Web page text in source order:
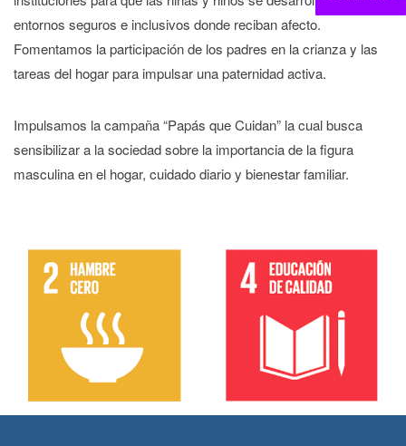
entornos seguros e inclusivos donde reciban afecto.
Fomentamos la participación de los padres en la crianza y las
tareas del hogar para impulsar una paternidad activa.
Impulsamos la campaña “Papás que Cuidan” la cual busca
sensibilizar a la sociedad sobre la importancia de la figura
masculina en el hogar, cuidado diario y bienestar familiar.